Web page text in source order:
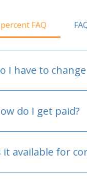
FAQ
I have to
do I get paid?
it available for